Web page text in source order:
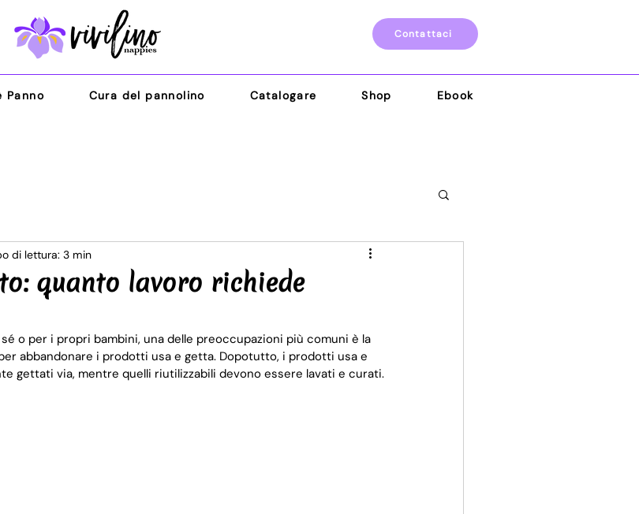
Contattaci
Panno Cura del pannolino Catalogare Shop Ebook
quanto lavoro richiede
di lettura: 3 min
o per i propri bambini, una delle preoccupazioni più comuni è la
abbandonare i prodotti usa e getta. Dopotutto, i prodotti usa e
gettati via, mentre quelli riutilizzabili devono essere lavati e curati.